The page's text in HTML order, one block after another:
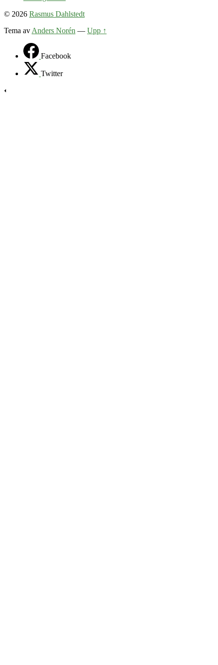
© 2026 Rasmus Dahlstedt
Tema av Anders Norén — Upp ↑
Facebook
Twitter